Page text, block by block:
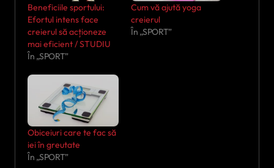
Beneficiile sportului:
Efortul intens face
creierul să acționeze
mai eficient / STUDIU
În „SPORT”
Cum vă ajută yoga
creierul
În „SPORT”
Obiceiuri care te fac să
iei în greutate
În „SPORT”